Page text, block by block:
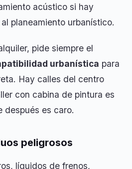
acústico si hay
planeamiento urbanístico.
pide siempre el
urbanística para
Hay calles del centro
con cabina de pintura es
después es caro.
peligrosos
líquidos de frenos,